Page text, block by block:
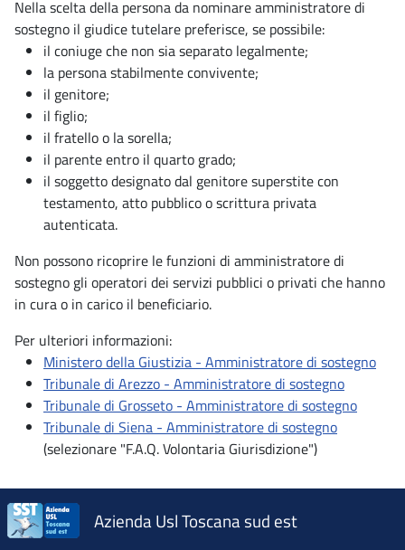
Nella scelta della persona da nominare amministratore di
sostegno il giudice tutelare preferisce, se possibile:
il coniuge che non sia separato legalmente;
la persona stabilmente convivente;
il genitore;
il figlio;
il fratello o la sorella;
il parente entro il quarto grado;
il soggetto designato dal genitore superstite con
testamento, atto pubblico o scrittura privata
autenticata.
Non possono ricoprire le funzioni di amministratore di
sostegno gli operatori dei servizi pubblici o privati che hanno
in cura o in carico il beneficiario.
Per ulteriori informazioni:
Ministero della Giustizia - Amministratore di sostegno
Tribunale di Arezzo - Amministratore di sostegno
Tribunale di Grosseto - Amministratore di sostegno
Tribunale di Siena - Amministratore di sostegno
(selezionare "F.A.Q. Volontaria Giurisdizione")
Azienda Usl Toscana sud est